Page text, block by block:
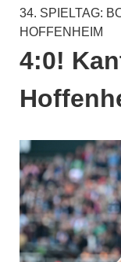
34. SPIELTAG:
HOFFENHEIM
4:0!